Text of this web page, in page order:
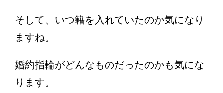
そして、いつ籍を入れていたのか気になり
ますね。
婚約指輪がどんなものだったのかも気にな
ります。